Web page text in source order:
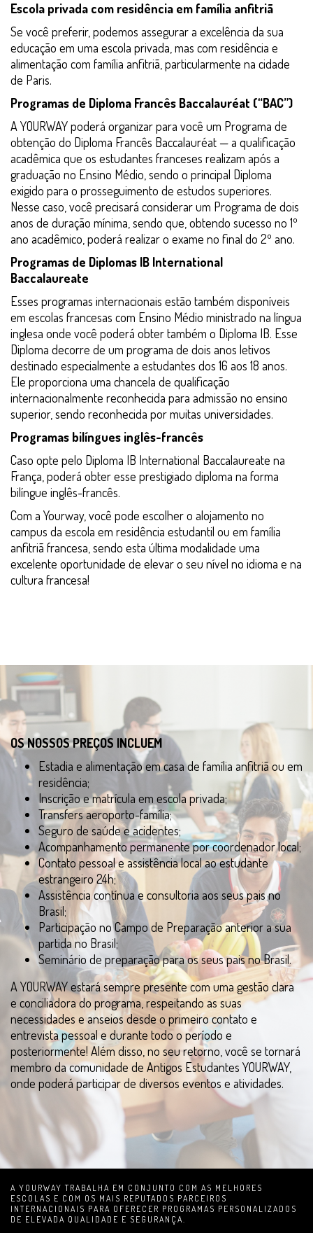
Escola privada com residência em família anfitriã
Se você preferir, podemos assegurar a excelência da sua
educação em uma escola privada, mas com residência e
alimentação com família anfitriã, particularmente na cidade
de Paris.
Programas de Diploma Francês Baccalauréat (“BAC”)
A YOURWAY poderá organizar para você um Programa de
obtenção do Diploma Francês Baccalauréat — a qualificação
acadêmica que os estudantes franceses realizam após a
graduação no Ensino Médio, sendo o principal Diploma
exigido para o prosseguimento de estudos superiores.
Nesse caso, você precisará considerar um Programa de dois
anos de duração mínima, sendo que, obtendo sucesso no 1º
ano acadêmico, poderá realizar o exame no final do 2º ano.
Programas de Diplomas IB International
Baccalaureate
Esses programas internacionais estão também disponíveis
em escolas francesas com Ensino Médio ministrado na língua
inglesa onde você poderá obter também o Diploma IB. Esse
Diploma decorre de um programa de dois anos letivos
destinado especialmente a estudantes dos 16 aos 18 anos.
Ele proporciona uma chancela de qualificação
internacionalmente reconhecida para admissão no ensino
superior, sendo reconhecida por muitas universidades.
Programas bilíngues inglês-francês
Caso opte pelo Diploma IB International Baccalaureate na
França, poderá obter esse prestigiado diploma na forma
bilíngue inglês-francês.
Com a Yourway, você pode escolher o alojamento no
campus da escola em residência estudantil ou em família
anfitriã francesa, sendo esta última modalidade uma
excelente oportunidade de elevar o seu nível no idioma e na
cultura francesa!
OS NOSSOS PREÇOS INCLUEM
Estadia e alimentação em casa de família anfitriã ou em
residência;
Inscrição e matrícula em escola privada;
Transfers aeroporto-família;
Seguro de saúde e acidentes;
Acompanhamento permanente por coordenador local;
Contato pessoal e assistência local ao estudante
estrangeiro 24h;
Assistência contínua e consultoria aos seus pais no
Brasil;
Participação no Campo de Preparação anterior a sua
partida no Brasil;
Seminário de preparação para os seus pais no Brasil.
A YOURWAY estará sempre presente com uma gestão clara
e conciliadora do programa, respeitando as suas
necessidades e anseios desde o primeiro contato e
entrevista pessoal e durante todo o período e
posteriormente! Além disso, no seu retorno, você se tornará
membro da comunidade de Antigos Estudantes YOURWAY,
onde poderá participar de diversos eventos e atividades.
A YOURWAY TRABALHA EM CONJUNTO COM AS MELHORES
ESCOLAS E COM OS MAIS REPUTADOS PARCEIROS
INTERNACIONAIS PARA OFERECER PROGRAMAS PERSONALIZADOS
DE ELEVADA QUALIDADE E SEGURANÇA.